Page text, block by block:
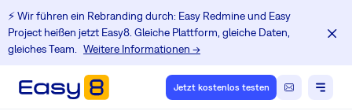
⚡️ Wir führen ein Rebranding durch: Easy Redmine und Easy
Project heißen jetzt Easy8. Gleiche Plattform, gleiche Daten,
gleiches Team.
Weitere Informationen →
Jetzt kostenlos testen